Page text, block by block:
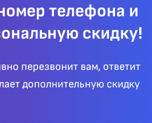
телефона и
скидку!
перезвонит вам, ответит
дополнительную скидку